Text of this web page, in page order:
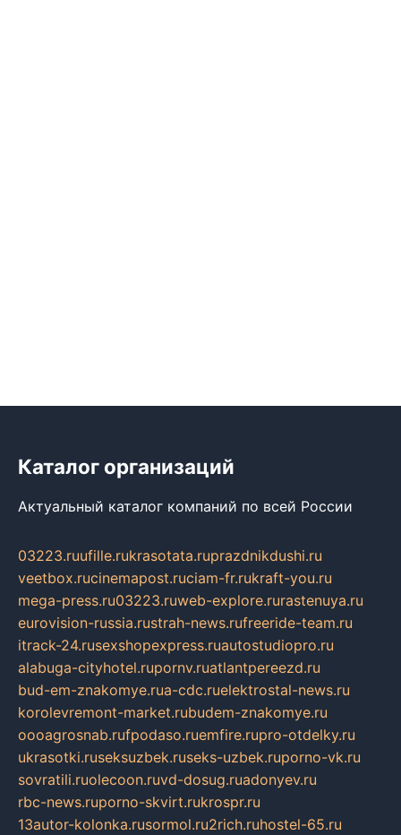
Каталог организаций
Актуальный каталог компаний по всей России
03223.ruufille.rukrasotata.ruprazdnikdushi.ru
veetbox.rucinemapost.ruciam-fr.rukraft-you.ru
mega-press.ru03223.ruweb-explore.rurastenuya.ru
eurovision-russia.rustrah-news.rufreeride-team.ru
itrack-24.rusexshopexpress.ruautostudiopro.ru
alabuga-cityhotel.rupornv.ruatlantpereezd.ru
bud-em-znakomye.rua-cdc.ruelektrostal-news.ru
korolevremont-market.rubudem-znakomye.ru
oooagrosnab.rufpodaso.ruemfire.rupro-otdelky.ru
ukrasotki.ruseksuzbek.ruseks-uzbek.ruporno-vk.ru
sovratili.ruolecoon.ruvd-dosug.ruadonyev.ru
rbc-news.ruporno-skvirt.rukrospr.ru
13autor-kolonka.rusormol.ru2rich.ruhostel-65.ru